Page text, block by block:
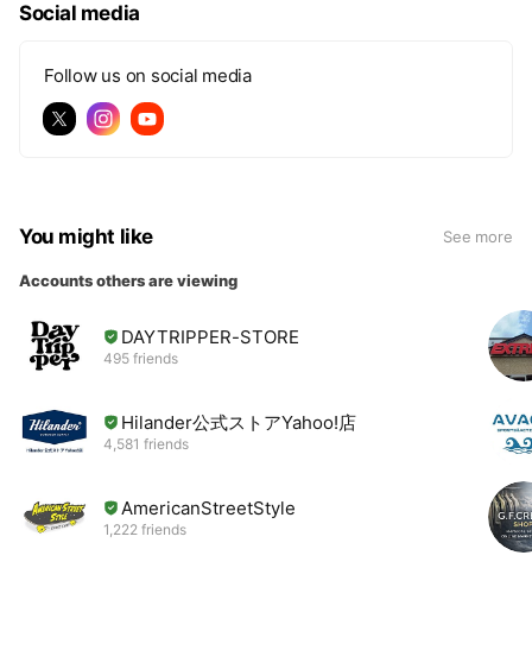
Social media
Follow us on social media
You might like See more
Accounts others are viewing
DAYTRIPPER-STORE
495 friends
Hilander公式ストアYahoo!店
4,581 friends
AmericanStreetStyle
1,222 friends